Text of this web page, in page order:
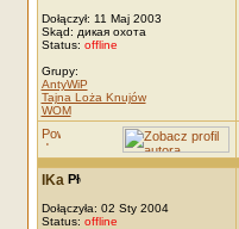
Dołączył: 11 Maj 2003
Skąd: дикая охота
Status: offline
Grupy:
AntyWiP
Tajna Loża Knujów
WOM
IKa
Dołączyła: 02 Sty 2004
Status: offline